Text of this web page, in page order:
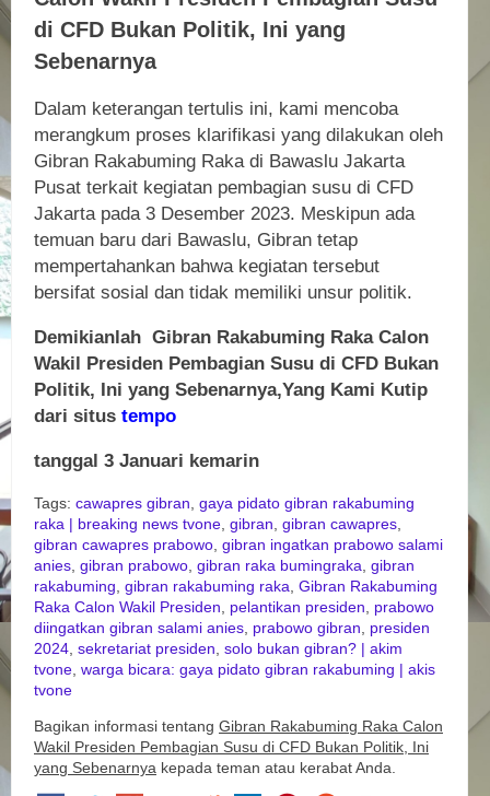
di CFD Bukan Politik, Ini yang
Sebenarnya
Dalam keterangan tertulis ini, kami mencoba
merangkum proses klarifikasi yang dilakukan oleh
Gibran Rakabuming Raka di Bawaslu Jakarta
Pusat terkait kegiatan pembagian susu di CFD
Jakarta pada 3 Desember 2023. Meskipun ada
temuan baru dari Bawaslu, Gibran tetap
mempertahankan bahwa kegiatan tersebut
bersifat sosial dan tidak memiliki unsur politik.
Demikianlah Gibran Rakabuming Raka Calon
Wakil Presiden Pembagian Susu di CFD Bukan
Politik, Ini yang Sebenarnya,Yang Kami Kutip
dari situs tempo
tanggal 3 Januari kemarin
Tags: cawapres gibran, gaya pidato gibran rakabuming
raka | breaking news tvone, gibran, gibran cawapres,
gibran cawapres prabowo, gibran ingatkan prabowo salami
anies, gibran prabowo, gibran raka bumingraka, gibran
rakabuming, gibran rakabuming raka, Gibran Rakabuming
Raka Calon Wakil Presiden, pelantikan presiden, prabowo
diingatkan gibran salami anies, prabowo gibran, presiden
2024, sekretariat presiden, solo bukan gibran? | akim
tvone, warga bicara: gaya pidato gibran rakabuming | akis
tvone
Bagikan informasi tentang Gibran Rakabuming Raka Calon
Wakil Presiden Pembagian Susu di CFD Bukan Politik, Ini
yang Sebenarnya kepada teman atau kerabat Anda.